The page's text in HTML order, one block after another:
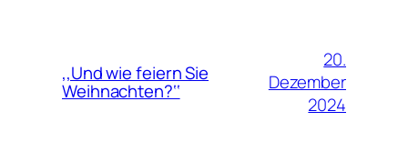
,,Und wie feiern Sie
Weihnachten?‘‘
20.
Dezember
2024